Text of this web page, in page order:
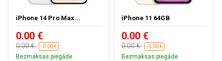
iPhone 14 Pro Max...
0.00 €
0.00 € -0.00 €
Bezmaksas piegāde
iPhone 11 64GB
0.00 €
0.00 € -0.00 €
Bezmaksas piegāde